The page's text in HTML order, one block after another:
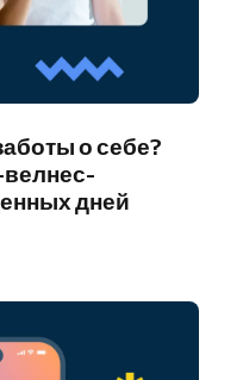
о себе?
дней